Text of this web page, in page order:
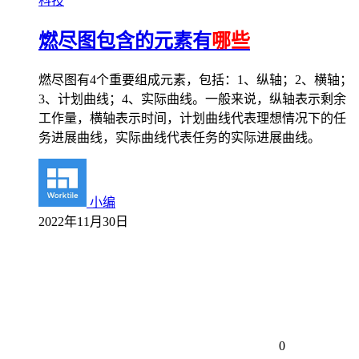
燃尽图包含的元素有哪些
燃尽图有4个重要组成元素，包括：1、纵轴；2、横轴；
3、计划曲线；4、实际曲线。一般来说，纵轴表示剩余
工作量，横轴表示时间，计划曲线代表理想情况下的任
务进展曲线，实际曲线代表任务的实际进展曲线。
小编
2022年11月30日
0